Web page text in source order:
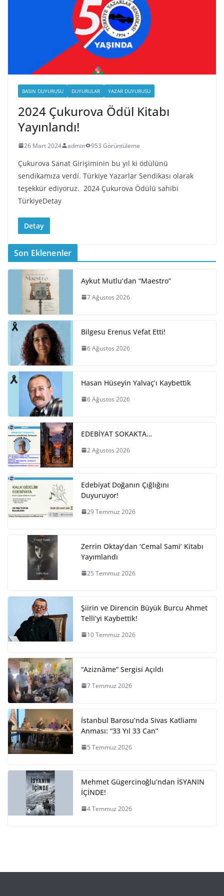
BASIN DUYURUSU DUYURULAR YAZAR DUYURUSU
2024 Çukurova Ödül Kitabı
Yayınlandı!
26 Mart 2024 admin 953 Görüntüleme
Çukurova Sanat Girişiminin bu yıl ki ödülünü
sendikamıza verdi. Türkiye Yazarlar Sendikası olarak
teşekkür ediyoruz. 2024 Çukurova Ödülü sahibi
TürkiyeDetay
Detay
Son Eklenenler
Aykut Mutlu’dan “Maestro”
7 Ağustos 2026
Bilgesu Erenus Vefat Etti!
6 Ağustos 2026
Hasan Hüseyin Yalvaç’ı Kaybettik
6 Ağustos 2026
EDEBİYAT SOKAKTA…
2 Ağustos 2026
Edebiyat Doğanın Çığlığını
Duyuruyor!
29 Temmuz 2026
Zerrin Oktay’dan ‘Cemal Sami’ Kitabı
Yayımlandı
25 Temmuz 2026
Şiirin ve Direncin Büyük Burcu Ahmet
Telli’yi Kaybettik!
10 Temmuz 2026
“Aziznâme” Sergisi Açıldı
7 Temmuz 2026
İstanbul Barosu’nda Sivas Katliamı
Anması: “33 Yıl 33 Can”
5 Temmuz 2026
Mehmet Gügercinoğlu’ndan İSYANIN
İÇİNDE!
4 Temmuz 2026